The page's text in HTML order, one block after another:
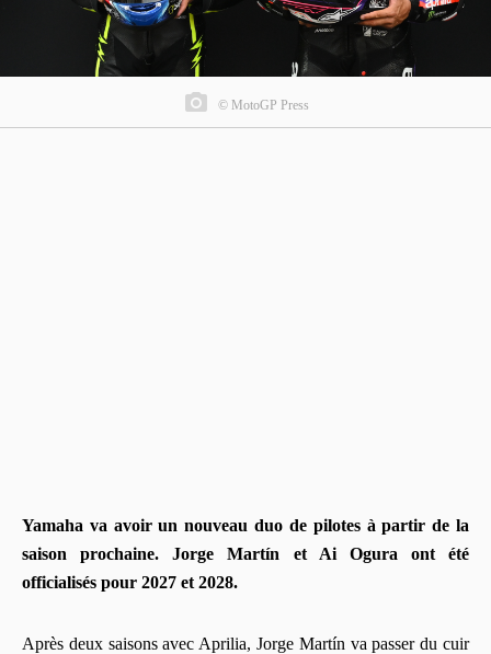
© MotoGP Press
Yamaha va avoir un nouveau duo de pilotes à partir de la
saison prochaine. Jorge Martín et Ai Ogura ont été
officialisés pour 2027 et 2028.
Après deux saisons avec Aprilia, Jorge Martín va passer du cuir